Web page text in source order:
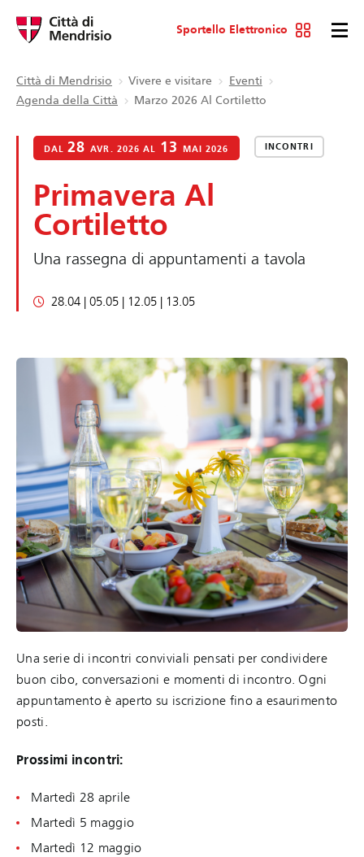
Sportello Elettronico
Città di Mendrisio Vivere e visitare
Eventi
Agenda della Città
Marzo 2026 Al Cortiletto
DAL28 AVR. 2026 AL 13 MAI 2026 INCONTRI
Primavera Al
Cortiletto
Una rassegna di appuntamenti a tavola
28.04 | 05.05 | 12.05 | 13.05
Una serie di incontri conviviali pensati per condividere
buon cibo, conversazioni e momenti di incontro. Ogni
appuntamento è aperto su iscrizione fino a esaurimento
posti.
Prossimi incontri:
Martedì 28 aprile
Martedì 5 maggio
Martedì 12 maggio